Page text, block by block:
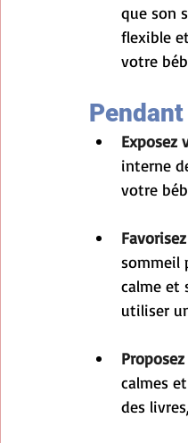
que son
flexible
votre
Exposez
interne
votre
sommeil
calme et
utiliser
calmes
des